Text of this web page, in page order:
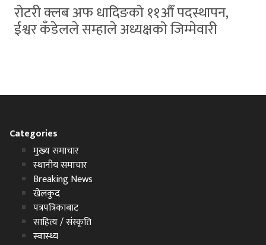
रोटरी क्लब अफ धादिङको ११औँ पदस्थापन,
ईश्वर कँडेलले सम्हाले अध्यक्षको जिम्मेवारी
Categories
मुख्य समाचार
स्थानीय समाचार
Breaking News
खेलकुद
पत्रपत्रिकाबाट
साहित्य / संस्कृति
स्वास्थ्य